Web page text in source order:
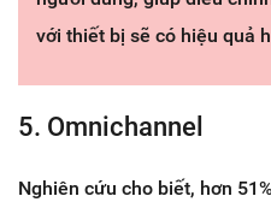
với thiết bị sẽ có hiệu quả
5. Omnichannel
Nghiên cứu cho biết, hơn